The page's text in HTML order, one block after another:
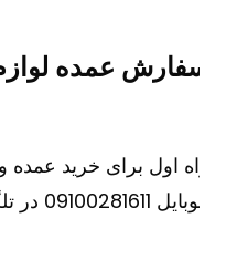
عمده
اول برای خرید عمده و
در تلگرام یا واتس آپ پیام دهید.